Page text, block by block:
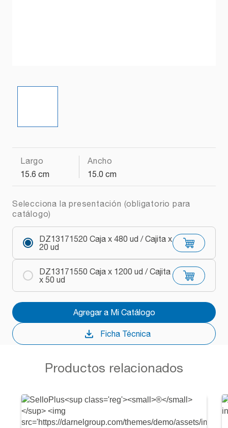
Largo
15.6 cm
Ancho
15.0 cm
Selecciona la presentación (obligatorio para
catálogo)
DZ13171520 Caja x 480 ud / Cajita x
20 ud
DZ13171550 Caja x 1200 ud / Cajita
x 50 ud
Agregar a Mi Catálogo
Ficha Técnica
Productos relacionados